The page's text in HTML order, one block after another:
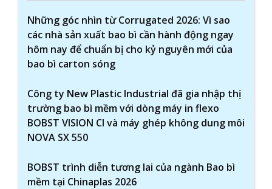
Những góc nhìn từ Corrugated 2026: Vì sao
các nhà sản xuất bao bì cần hành động ngay
hôm nay để chuẩn bị cho kỷ nguyên mới của
bao bì carton sóng
Công ty New Plastic Industrial đã gia nhập thị
trường bao bì mềm với dòng máy in flexo
BOBST VISION CI và máy ghép không dung môi
NOVA SX 550
BOBST trình diễn tương lai của ngành Bao bì
mềm tại Chinaplas 2026